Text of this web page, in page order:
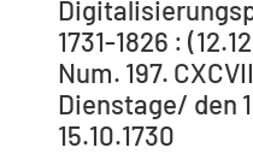
1731-1826 :
Num. 197.
Dienstage/ den
15.10.1730